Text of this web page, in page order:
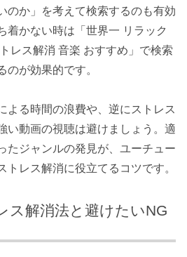
のか」を考えて検索するのも有効
着かない時は「世界一 リラック
レス解消 音楽 おすすめ」で検索
のが効果的です。
よる時間の浪費や、逆にストレス
い動画の視聴は避けましょう。適
たジャンルの発見が、ユーチュー
トレス解消に役立てるコツです。
ス解消法と避けたいNG